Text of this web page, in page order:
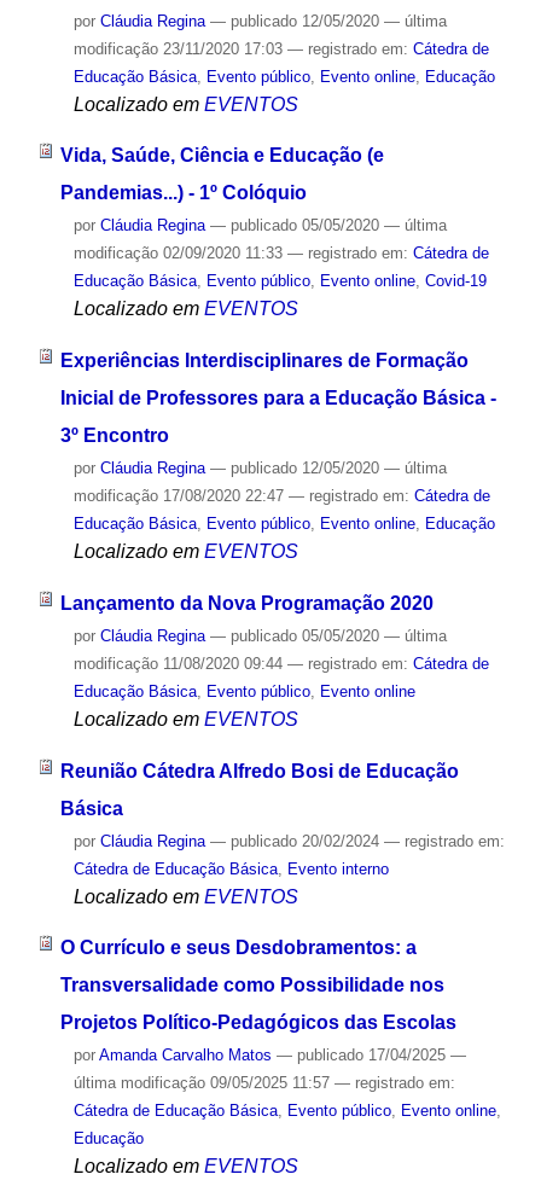
por Cláudia Regina — publicado12/05/2020 — última
modificação23/11/2020 17:03 — registrado em: Cátedra de
Educação Básica, Evento público, Evento online, Educação
Localizado em EVENTOS
Vida, Saúde, Ciência e Educação (e
Pandemias...) - 1º Colóquio
por Cláudia Regina — publicado05/05/2020 — última
modificação02/09/2020 11:33 — registrado em: Cátedra de
Educação Básica, Evento público, Evento online, Covid-19
Localizado em EVENTOS
Experiências Interdisciplinares de Formação
Inicial de Professores para a Educação Básica -
3º Encontro
por Cláudia Regina — publicado12/05/2020 — última
modificação17/08/2020 22:47 — registrado em: Cátedra de
Educação Básica, Evento público, Evento online, Educação
Localizado em EVENTOS
Lançamento da Nova Programação 2020
por Cláudia Regina — publicado05/05/2020 — última
modificação11/08/2020 09:44 — registrado em: Cátedra de
Educação Básica, Evento público, Evento online
Localizado em EVENTOS
Reunião Cátedra Alfredo Bosi de Educação
Básica
por Cláudia Regina — publicado20/02/2024 — registrado em:
Cátedra de Educação Básica, Evento interno
Localizado em EVENTOS
O Currículo e seus Desdobramentos: a
Transversalidade como Possibilidade nos
Projetos Político-Pedagógicos das Escolas
por Amanda Carvalho Matos — publicado17/04/2025 —
última modificação09/05/2025 11:57 — registrado em:
Cátedra de Educação Básica, Evento público, Evento online,
Educação
Localizado em EVENTOS